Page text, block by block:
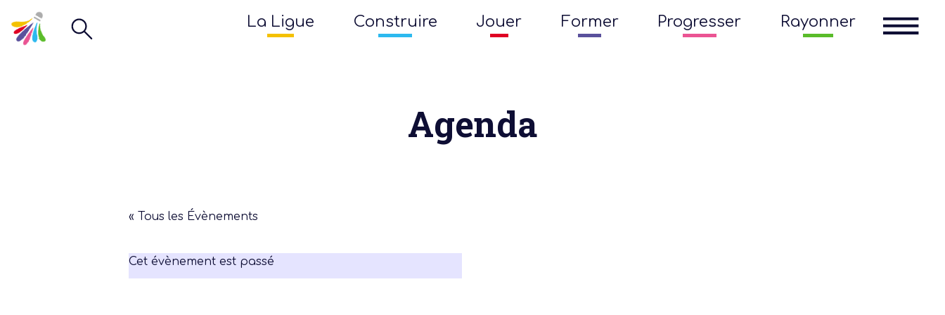
La Ligue Construire Jouer Former Progresser Rayonner
Agenda
« Tous les Évènements
Cet évènement est passé